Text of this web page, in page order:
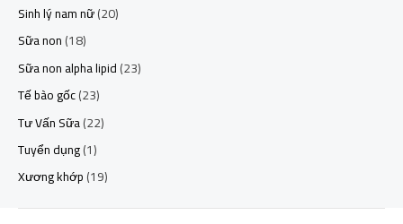
Sinh lý nam nữ(20)
Sữa non(18)
Sữa non alpha lipid(23)
Tế bào gốc(23)
Tư Vấn Sữa(22)
Tuyển dụng(1)
Xương khớp(19)